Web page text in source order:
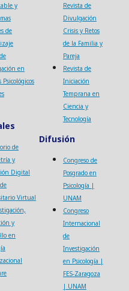
y
de
en
Psicológicos
de
y
Digital
Virtual
y
en
Revista de
Divulgación
Crisis y Retos
de la Familia y
Pareja
Revista de
Iniciación
Temprana en
Ciencia y
Tecnología
Difusión
Congreso de
Posgrado en
Psicología |
UNAM
Congreso
Internacional
de
Investigación
en Psicología |
FES-Zaragoza
| UNAM